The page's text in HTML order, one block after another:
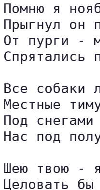
Помню я
Прыгнул он
От пурги -
Спрятались
Все собаки
Местные
Под
Нас под
Шею твою -
Целовать